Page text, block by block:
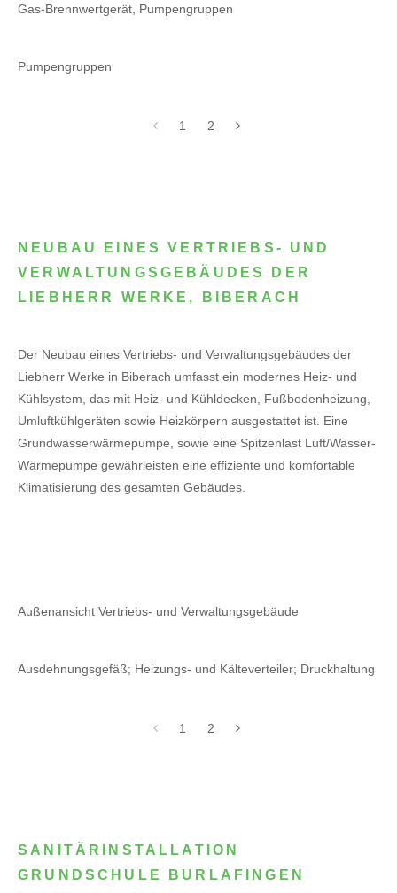
Gas-Brennwertgerät, Pumpengruppen
Pumpengruppen
1 2
NEUBAU EINES VERTRIEBS- UND
VERWALTUNGSGEBÄUDES DER
LIEBHERR WERKE, BIBERACH
Der Neubau eines Vertriebs- und Verwaltungsgebäudes der
Liebherr Werke in Biberach umfasst ein modernes Heiz- und
Kühlsystem, das mit Heiz- und Kühldecken, Fußbodenheizung,
Umluftkühlgeräten sowie Heizkörpern ausgestattet ist. Eine
Grundwasserwärmepumpe, sowie eine Spitzenlast Luft/Wasser-
Wärmepumpe gewährleisten eine effiziente und komfortable
Klimatisierung des gesamten Gebäudes.
Außenansicht Vertriebs- und Verwaltungsgebäude
Ausdehnungsgefäß; Heizungs- und Kälteverteiler; Druckhaltung
1 2
SANITÄRINSTALLATION
GRUNDSCHULE BURLAFINGEN